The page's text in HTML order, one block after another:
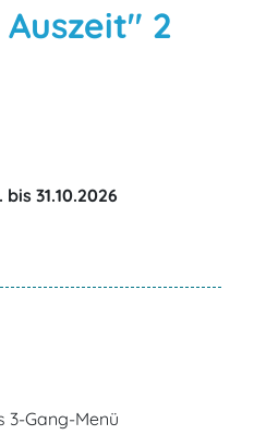
2
bis 31.10.2026
3-Gang-Menü